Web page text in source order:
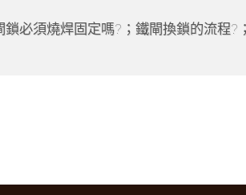
必須燒焊固定嗎?；鐵閘換鎖的流程